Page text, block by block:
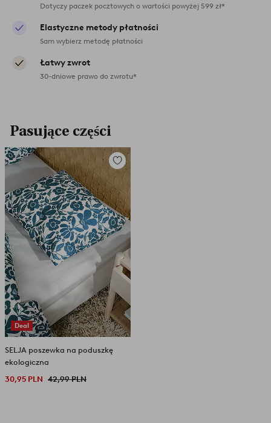
Dotyczy paczek pocztowych o wartości powyżej 599 zł*
Elastyczne metody płatności
Sam wybierz metodę płatności
Łatwy zwrot
30-dniowe prawo do zwrotu*
Pasujące części
Deal
Dodaj
do
ulubionych
SELJA poszewka na poduszkę
ekologiczna
30,95 PLN 42,99 PLN